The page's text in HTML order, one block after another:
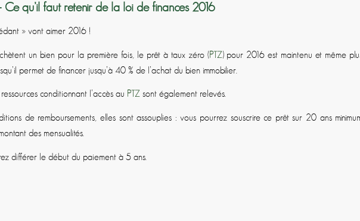
Ce qu’il faut retenir de la loi de finances 2016
» vont aimer 2016 !
un bien pour la première fois, le prêt à taux zéro (PTZ) pour 2016 est maintenu et même
permet de financer jusqu’à 40 % de l’achat du bien immobilier.
conditionnant l’accès au PTZ sont également relevés.
de remboursements, elles sont assouplies : vous pourrez souscrire ce prêt sur 20 ans
des mensualités.
différer le début du paiement à 5 ans.